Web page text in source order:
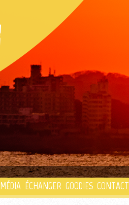
MÉDIA ÉCHANGER GOODIES CONTACT